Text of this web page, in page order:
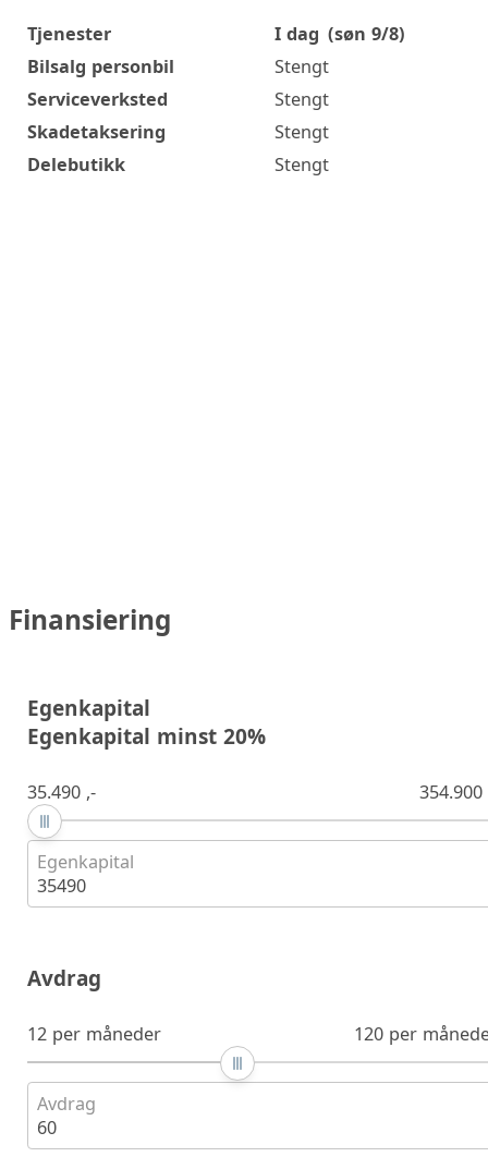
Åpningstider
Tjenester I dag (søn 9/8)
Bilsalg personbil
Stengt
Serviceverksted
Stengt
Skadetaksering
Stengt
Delebutikk
Stengt
Finansiering
Egenkapital
Egenkapital minst 20%
35.490 ,- 354.900
Egenkapital
35490
Avdrag
12 per måneder 120 per
Avdrag
60